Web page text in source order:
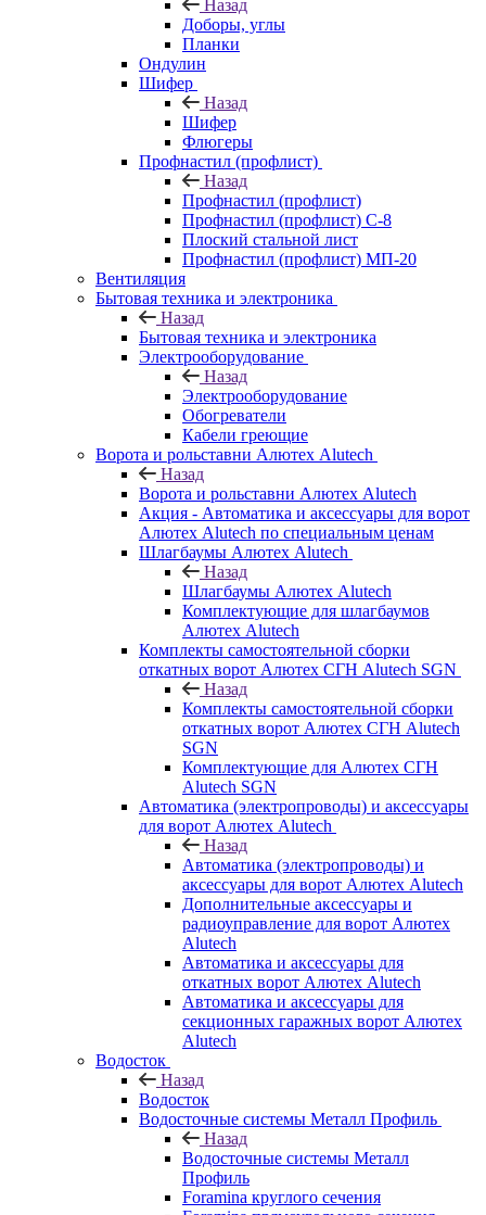
Назад
Доборы, углы
Планки
Ондулин
Шифер
Назад
Шифер
Флюгеры
Профнастил (профлист)
Назад
Профнастил (профлист)
Профнастил (профлист) С-8
Плоский стальной лист
Профнастил (профлист) МП-20
Вентиляция
Бытовая техника и электроника
Назад
Бытовая техника и электроника
Электрооборудование
Назад
Электрооборудование
Обогреватели
Кабели греющие
Ворота и рольставни Алютех Alutech
Назад
Ворота и рольставни Алютех Alutech
Акция - Автоматика и аксессуары для ворот
Алютех Alutech по специальным ценам
Шлагбаумы Алютех Alutech
Назад
Шлагбаумы Алютех Alutech
Комплектующие для шлагбаумов
Алютех Alutech
Комплекты самостоятельной сборки
откатных ворот Алютех СГН Alutech SGN
Назад
Комплекты самостоятельной сборки
откатных ворот Алютех СГН Alutech
SGN
Комплектующие для Алютех СГН
Alutech SGN
Автоматика (электропроводы) и аксессуары
для ворот Алютех Alutech
Назад
Автоматика (электропроводы) и
аксессуары для ворот Алютех Alutech
Дополнительные аксессуары и
радиоуправление для ворот Алютех
Alutech
Автоматика и аксессуары для
откатных ворот Алютех Alutech
Автоматика и аксессуары для
секционных гаражных ворот Алютех
Alutech
Водосток
Назад
Водосток
Водосточные системы Металл Профиль
Назад
Водосточные системы Металл
Профиль
Foramina круглого сечения